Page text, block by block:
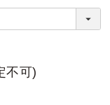
不可)